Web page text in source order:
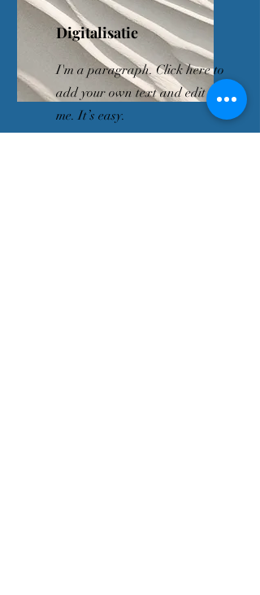
Digitalisatie
I'm a paragraph. Click here to
add your own text and edit
me. It’s easy.